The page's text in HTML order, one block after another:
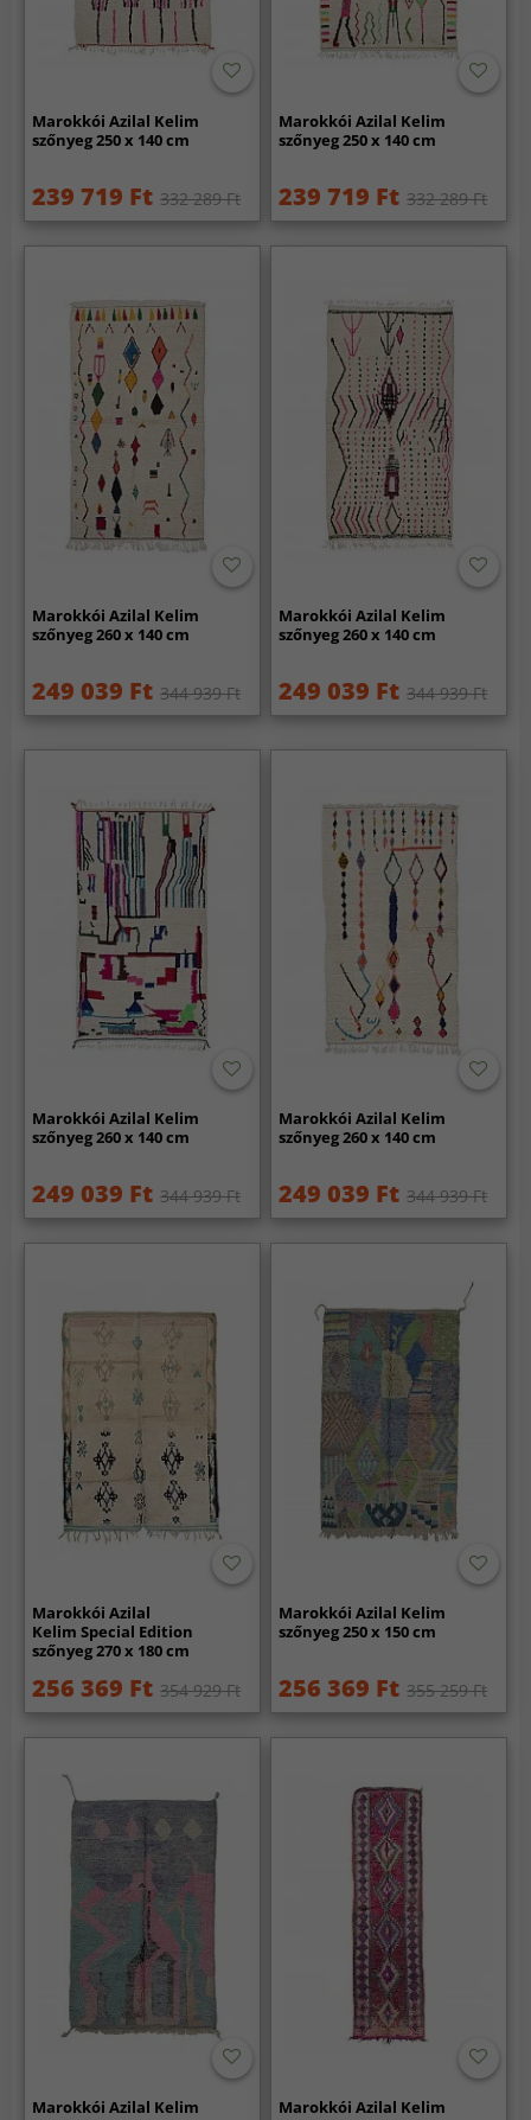
Marokkói Azilal Kelim
szőnyeg 250 x 140 cm
239 719 Ft 332 289 Ft
Marokkói Azilal Kelim
szőnyeg 250 x 140 cm
239 719 Ft 332 289 Ft
Marokkói Azilal Kelim
szőnyeg 260 x 140 cm
249 039 Ft 344 939 Ft
Marokkói Azilal Kelim
szőnyeg 260 x 140 cm
249 039 Ft 344 939 Ft
Marokkói Azilal Kelim
szőnyeg 260 x 140 cm
249 039 Ft 344 939 Ft
Marokkói Azilal Kelim
szőnyeg 260 x 140 cm
249 039 Ft 344 939 Ft
Marokkói Azilal
Kelim Special Edition
szőnyeg 270 x 180 cm
256 369 Ft 354 929 Ft
Marokkói Azilal Kelim
szőnyeg 250 x 150 cm
256 369 Ft 355 259 Ft
Marokkói Azilal Kelim
Marokkói Azilal Kelim